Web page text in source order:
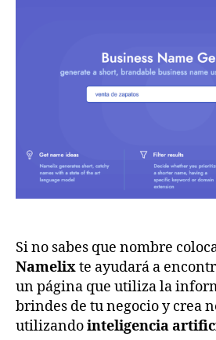
Si no sabes que nombre
Namelixte ayudará a
un página que utiliza la
brindes de tu negocio y crea
utilizandointeligencia